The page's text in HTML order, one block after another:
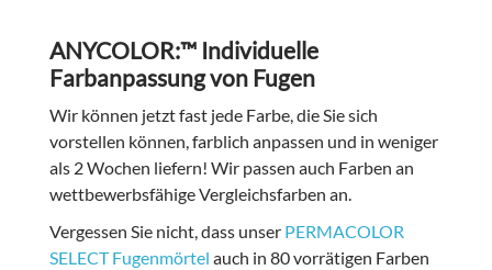
ANYCOLOR:™ Individuelle
Farbanpassung von Fugen
Wir können jetzt fast jede Farbe, die Sie sich
vorstellen können, farblich anpassen und in weniger
als 2 Wochen liefern! Wir passen auch Farben an
wettbewerbsfähige Vergleichsfarben an.
Vergessen Sie nicht, dass unser PERMACOLOR
SELECT Fugenmörtel auch in 80 vorrätigen Farben